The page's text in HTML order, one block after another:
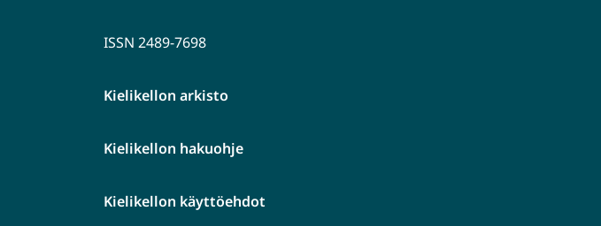
ISSN 2489-7698
Kielikellon arkisto
Kielikellon hakuohje
Kielikellon käyttöehdot